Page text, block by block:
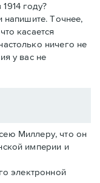
году?
напишите. Точнее,
касается
ничего не
у вас не
Миллеру, что он
империи и
электронной